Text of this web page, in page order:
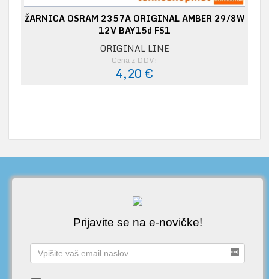
ŽARNICA OSRAM 2357A ORIGINAL AMBER 29/8W
12V BAY15d FS1
ORIGINAL LINE
Cena z DDV:
4,20 €
Prijavite se na e-novičke!